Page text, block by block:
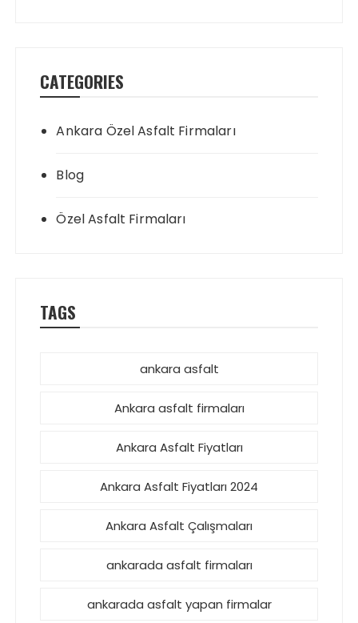
CATEGORIES
Ankara Özel Asfalt Firmaları
Blog
Özel Asfalt Firmaları
TAGS
ankara asfalt
Ankara asfalt firmaları
Ankara Asfalt Fiyatları
Ankara Asfalt Fiyatları 2024
Ankara Asfalt Çalışmaları
ankarada asfalt firmaları
ankarada asfalt yapan firmalar